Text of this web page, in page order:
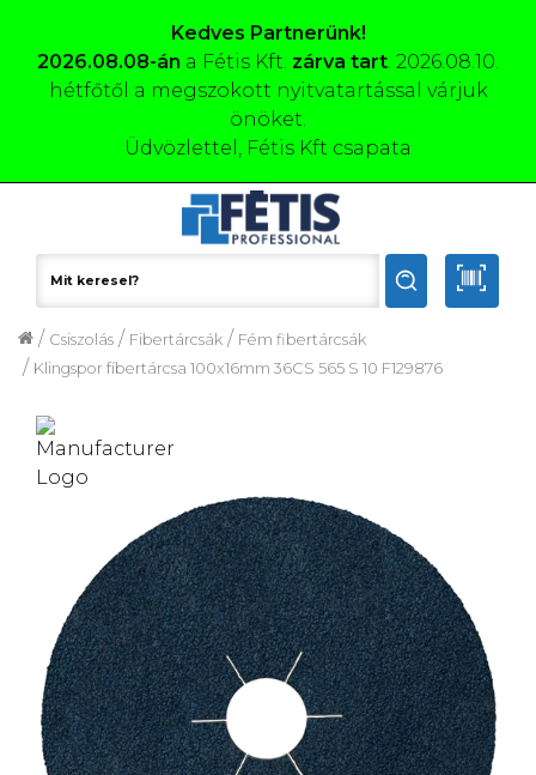
Kedves Partnerünk!
2026.08.08-án a Fétis Kft. zárva tart. 2026.08.10.
hétfőtől a megszokott nyitvatartással várjuk
önöket.
Üdvözlettel, Fétis Kft csapata
Klingspor fíbertárcsa 100x16mm 36CS 565 S 10 F129876
/
Fém fibertárcsák
/
Fibertárcsák
/
Csiszolás
/